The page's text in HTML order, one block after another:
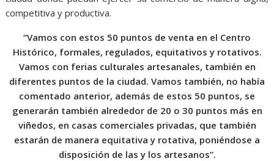
competitiva y productiva.
“Vamos con estos 50 puntos de venta en el Centro
Histórico, formales, regulados, equitativos y rotativos.
Vamos con ferias culturales artesanales, también en
diferentes puntos de la ciudad. Vamos también, no había
comentado anterior, además de estos 50 puntos, se
generarán también alrededor de 20 o 30 puntos más en
viñedos, en casas comerciales privadas, que también
estarán de manera equitativa y rotativa, poniéndose a
disposición de las y los artesanos”.